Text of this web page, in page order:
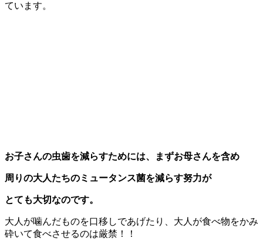
ています。
お子さんの虫歯を減らすためには、まずお母さんを含め
周りの大人たちのミュータンス菌を減らす努力が
とても大切なのです。
大人が噛んだものを口移しであげたり、大人が食べ物をかみ
砕いて食べさせるのは厳禁！！